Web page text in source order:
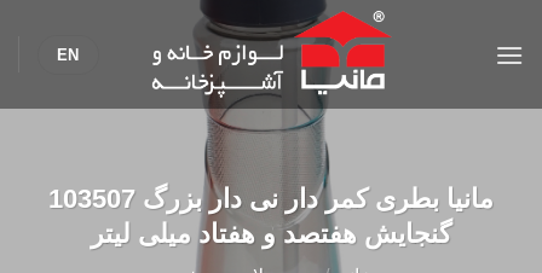
EN
مانیا بطری کمر دار نی دار بزرگ 103507
گنجایش هفتصد و هفتاد میلی لیتر